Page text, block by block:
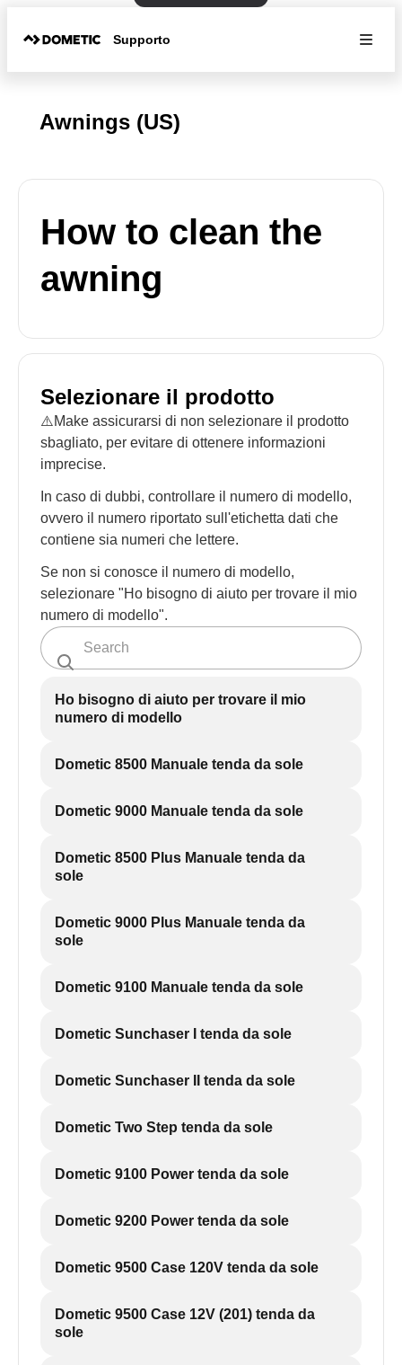
Supporto
Awnings (US)
How to clean the
awning
Selezionare il prodotto
⚠️Make assicurarsi di non selezionare il prodotto
sbagliato, per evitare di ottenere informazioni
imprecise.
In caso di dubbi, controllare il numero di modello,
ovvero il numero riportato sull'etichetta dati che
contiene sia numeri che lettere.
Se non si conosce il numero di modello,
selezionare "Ho bisogno di aiuto per trovare il mio
numero di modello".
Ho bisogno di aiuto per trovare il mio
numero di modello
Dometic 8500 Manuale tenda da sole
Dometic 9000 Manuale tenda da sole
Dometic 8500 Plus Manuale tenda da
sole
Dometic 9000 Plus Manuale tenda da
sole
Dometic 9100 Manuale tenda da sole
Dometic Sunchaser I tenda da sole
Dometic Sunchaser II tenda da sole
Dometic Two Step tenda da sole
Dometic 9100 Power tenda da sole
Dometic 9200 Power tenda da sole
Dometic 9500 Case 120V tenda da sole
Dometic 9500 Case 12V (201) tenda da
sole